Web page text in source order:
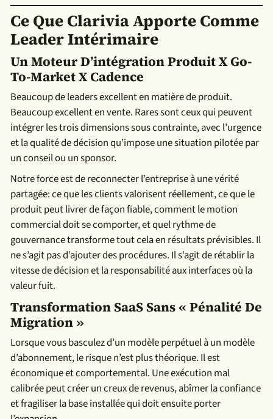
Ce Que Clarivia Apporte Comme
Leader Intérimaire
Un Moteur D’intégration Produit X Go-
To-Market X Cadence
Beaucoup de leaders excellent en matière de produit.
Beaucoup excellent en vente. Rares sont ceux qui peuvent
intégrer les trois dimensions sous contrainte, avec l’urgence
et la qualité de décision qu’impose une situation pilotée par
un conseil ou un sponsor.
Notre force est de reconnecter l’entreprise à une vérité
partagée: ce que les clients valorisent réellement, ce que le
produit peut livrer de façon fiable, comment le motion
commercial doit se comporter, et quel rythme de
gouvernance transforme tout cela en résultats prévisibles. Il
ne s’agit pas d’ajouter des procédures. Il s’agit de rétablir la
vitesse de décision et la responsabilité aux interfaces où la
valeur fuit.
Transformation SaaS Sans « Pénalité De
Migration »
Lorsque vous basculez d’un modèle perpétuel à un modèle
d’abonnement, le risque n’est plus théorique. Il est
économique et comportemental. Une exécution mal
calibrée peut créer un creux de revenus, abîmer la confiance
et fragiliser la base installée qui doit ensuite porter